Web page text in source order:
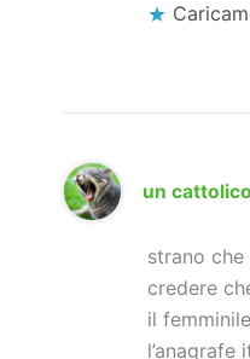
un cattolico
strano
credere
il